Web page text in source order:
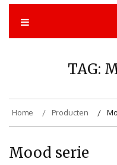
TAG:
Home Producten
Mood serie